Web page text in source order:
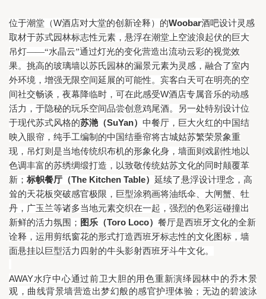
位于潮堂（W酒店对大堂的创新诠释）的Woobar酒吧设计灵感
取材于苏式园林标志性元素，悬浮在潮堂上空波浪起伏的巨大
吊灯——“水晶云”通过灯光的变化营造出流动云彩的视觉效
果。挑高的玻璃墙以苏氏园林的漏景元素为灵感，融合了室内
外环境，增强无限空间延展的可能性。宾客白天可在明亮的空
间社交畅谈，夜幕降临时，可在此感受W酒店专属音乐的动感
活力，于隐秘的玩乐空间品尝创意鸡尾酒。另一处特别设计位
于现代苏式风格的苏滟（SuYan） 中餐厅，巨大火红的中国结
映入眼帘，纯手工编制的中国结垂帘将古城姑苏繁荣景象重
现，吊灯则是当地传统织布机的形象化身，墙面则戏剧性地以
色调丰富的苏绣绸缎打造，以致敬传统姑苏文化的同时颠覆革
新； 标帜餐厅 （The Kitchen Table） 延续了悬浮设计理念，高
耸的天花板突破感官极限，巨型涂鸦画将油纸伞、大闸蟹、牡
丹，广玉兰等诸多当地元素交织在一起，强烈的色彩运碰撞出
新鲜的活力氛围； 图乐（Toro Loco） 餐厅是西班牙文化的全新
诠释，运用剪纸窗花的形式打造西班牙标志性的文化图标，墙
面悬挂以巨型活力四射的牛头影射西班牙斗牛文化。
AWAY水疗中心通过前卫大胆的用色重新演绎园林中的乔木景
观，曲线背景墙营造出梦幻般的感官护理体验；无边的碧波泳